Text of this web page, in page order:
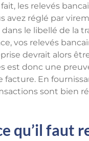
les relevés
avez réglé par
le libellé de la
vos relevés
devrait alors
est donc une
facture. En
sont bien
qu’il faut